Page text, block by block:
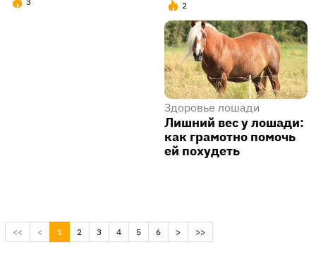
2
Здоровье лошади
Лишний вес у лошади:
как грамотно помочь
ей похудеть
<< < 1 (current)
2 3 4 5 6 > >>